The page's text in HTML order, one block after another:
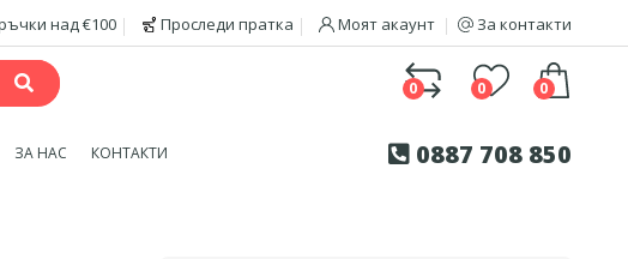
над €100 Проследи пратка Моят акаунт За контакти
0 0 0
ЗА НАС КОНТАКТИ 0887 708 850